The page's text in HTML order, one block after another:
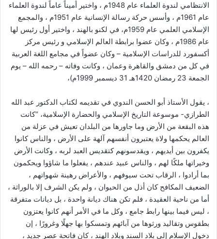
الانتظامي لندوة العلماء عام 1948م ، واختير أميناً عاماً لندوة العلماء
عام 1961م ، وأسس حركة رسالة الإنسانية عام 1951م ، والمجمع
الإسلامي العلمي عام 1959م، في لكنو بالهند ، واختير أول رئيس لها
عام 1986م ، وكان عضوا برابطة العالم الإسلامي و رئيس مركز
أكسفورد للدراسات الإسلامية – وكان عضواً في مجامع اللغة العربية
في كل من دمشق والقاهرة وعمان ، وكانت وفاته – رحمه الله – يوم
الجمعة 23 رمضان 1420هـ 31 ديسمبر 1999م)،
، يقول الأستاذ أبو الحسن الندوي في تقديمه لكتاب الدكتور عبد الله
الطرازي- موسوعة التاريخ الإسلامي والحضارة الإسلامية، “كانت
هذه البقعة من الأرض وما جاورها من البلدان تعيش في عزلة من
العالم يحكمها ولاة يعتبرون أنفسهم آلهة على الأرض ، والناس كانوا
يكفرون بين أيديهم ، ويقدسونهم كتقديس العبد لربه ، وكانت الأرض
وخيراتها ملكًا لهم ، والناس عبيد عندهم ، يفعلوا ما شاؤوا ويحكمون
بما أرادوا ، الرقاب تحت سيوفهم ، والأعراض رهينة شهواتهم ،
الضعيف المكافح كان أذل من الحيوان ، ولم يكن الشرف إلا بالوراثة ،
أما من ناحية العقيدة ، فلم تكن هناك ديانة واحدة ، بل ديانات متفرقة
، ليس فيما بينها رابط جامع ، وكل ما في الأمر أنهم كانوا يعتزون
بطقوس وتقاليد ورثوها من آبائهم وتمسكوا بها جهلًا وغرورًا ، إن
دخول الإسلام إلى بلاد السند وبلاد الهند ، كان فاتحة عصر جديد ،